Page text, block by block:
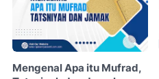
Mengenal Apa itu Mufrad,